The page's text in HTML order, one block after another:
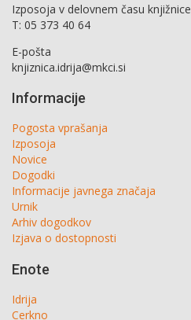
Izposoja v delovnem času knjižnice
T: 05 373 40 64
E-pošta
knjiznica.idrija@mkci.si
Informacije
Pogosta vprašanja
Izposoja
Novice
Dogodki
Informacije javnega značaja
Urnik
Arhiv dogodkov
Izjava o dostopnosti
Enote
Idrija
Cerkno